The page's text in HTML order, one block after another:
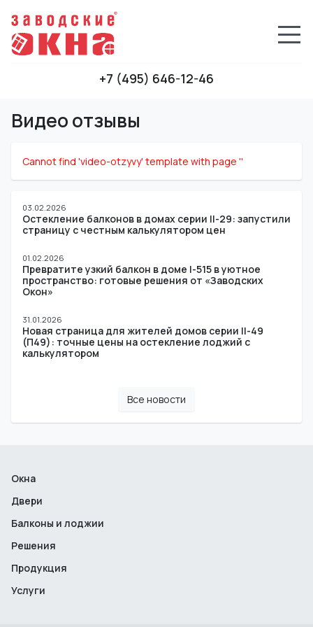
+7 (495) 646-12-46
Видео отзывы
Cannot find 'video-otzyvy' template with page ''
03.02.2026
Остекление балконов в домах серии II-29: запустили
страницу с честным калькулятором цен
01.02.2026
Превратите узкий балкон в доме I-515 в уютное
пространство: готовые решения от «Заводских
Окон»
31.01.2026
Новая страница для жителей домов серии II-49
(П49): точные цены на остекление лоджий с
калькулятором
Все новости
Окна
Двери
Балконы и лоджии
Решения
Продукция
Услуги